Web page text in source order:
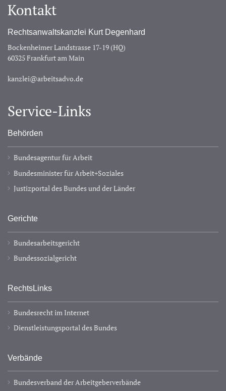
Kontakt
Rechtsanwaltskanzlei Kurt Degenhard
Bockenheimer Landstrasse 17-19 (HQ)
60325 Frankfurt am Main
kanzlei@arbeitsadvo.de
Service-Links
Behörden
Bundesagentur für Arbeit
Bundesminister für Arbeit+Soziales
Justizportal des Bundes und der Länder
Gerichte
Bundesarbeitsgericht
Bundessozialgericht
RechtsLinks
Bundesrecht im Internet
Dienstleistungsportal des Bundes
Verbände
Bundesverband der Arbeitgeberverbände